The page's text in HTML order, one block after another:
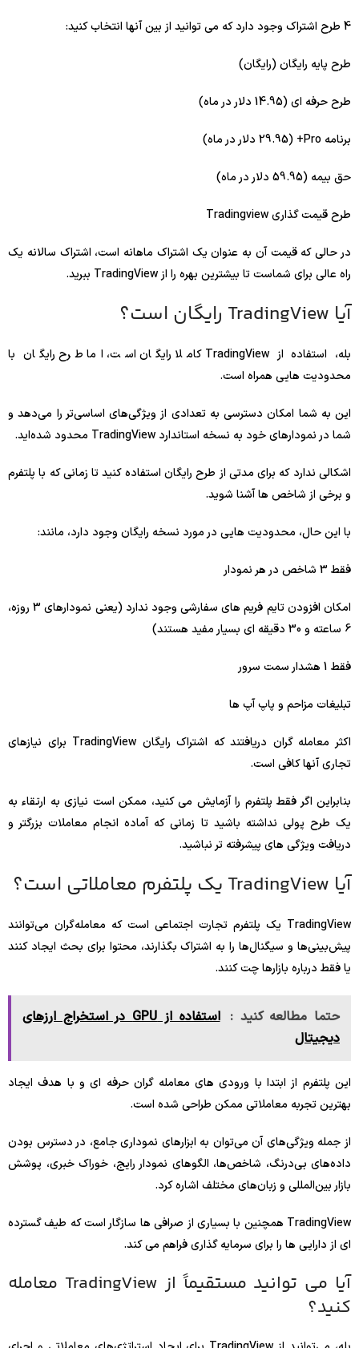
4 طرح اشتراک وجود دارد که می توانید از بین آنها انتخاب کنید:
طرح پایه رایگان (رایگان)
طرح حرفه ای (14.95 دلار در ماه)
برنامه Pro+ (29.95 دلار در ماه)
حق بیمه (59.95 دلار در ماه)
طرح قیمت گذاری Tradingview
در حالی که قیمت آن به عنوان یک اشتراک ماهانه است، اشتراک سالانه یک
راه عالی برای شماست تا بیشترین بهره را از TradingView ببرید.
آیا TradingView رایگان است؟
بله، استفاده از TradingView کاملا رایگان است، اما طرح رایگان با
محدودیت هایی همراه است.
این به شما امکان دسترسی به تعدادی از ویژگی‌های اساسی‌تر را می‌دهد و
شما در نمودارهای خود به نسخه استاندارد TradingView محدود شده‌اید.
اشکالی ندارد که برای مدتی از طرح رایگان استفاده کنید تا زمانی که با پلتفرم
و برخی از شاخص ها آشنا شوید.
با این حال، محدودیت هایی در مورد نسخه رایگان وجود دارد، مانند:
فقط 3 شاخص در هر نمودار
امکان افزودن تایم فریم های سفارشی وجود ندارد (یعنی نمودارهای 3 روزه،
6 ساعته و 30 دقیقه ای بسیار مفید هستند)
فقط 1 هشدار سمت سرور
تبلیغات مزاحم و پاپ آپ ها
اکثر معامله گران دریافتند که اشتراک رایگان TradingView برای نیازهای
تجاری آنها کافی است.
بنابراین اگر فقط پلتفرم را آزمایش می کنید، ممکن است نیازی به ارتقاء به
یک طرح پولی نداشته باشید تا زمانی که آماده انجام معاملات بزرگتر و
دریافت ویژگی های پیشرفته تر نباشید.
آیا TradingView یک پلتفرم معاملاتی است؟
TradingView یک پلتفرم تجارت اجتماعی است که معامله‌گران می‌توانند
پیش‌بینی‌ها و سیگنال‌ها را به اشتراک بگذارند، محتوا برای بحث ایجاد کنند
یا فقط درباره بازارها چت کنند.
حتما مطالعه کنید :
استفاده از GPU در استخراج ارزهای
دیجیتال
این پلتفرم از ابتدا با ورودی های معامله گران حرفه ای و با هدف ایجاد
بهترین تجربه معاملاتی ممکن طراحی شده است.
از جمله ویژگی‌های آن می‌توان به ابزارهای نموداری جامع، در دسترس بودن
داده‌های بی‌درنگ، شاخص‌ها، الگوهای نمودار رایج، خوراک خبری، پوشش
بازار بین‌المللی و زبان‌های مختلف اشاره کرد.
TradingView همچنین با بسیاری از صرافی ها سازگار است که طیف گسترده
ای از دارایی ها را برای سرمایه گذاری فراهم می کند.
آیا می توانید مستقیماً از TradingView معامله
کنید؟